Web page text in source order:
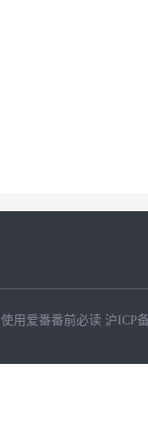
使用爱番番前必读 沪ICP